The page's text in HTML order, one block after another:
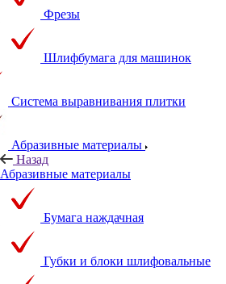
Фрезы
Шлифбумага для машинок
Система выравнивания плитки
Абразивные материалы
Назад
Абразивные материалы
Бумага наждачная
Губки и блоки шлифовальные